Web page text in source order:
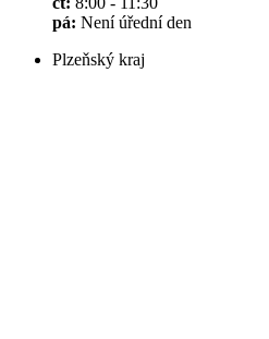
pá: Není úřední den
Plzeňský kraj